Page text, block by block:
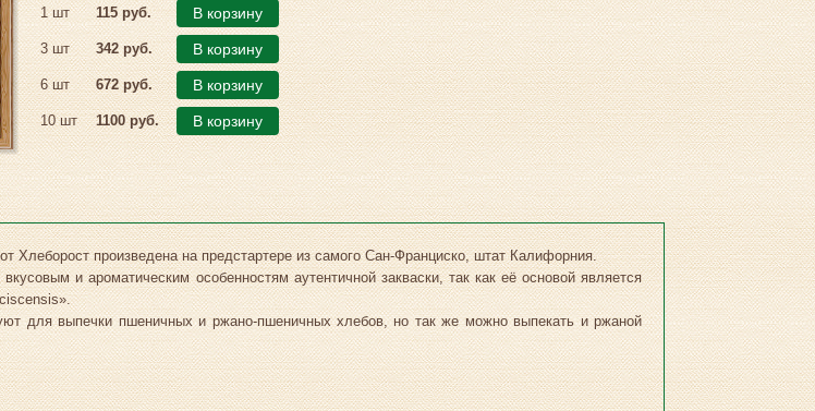
1 шт
115 руб. В корзину
3 шт 342 руб. В корзину
6 шт 672 руб. В корзину
10 шт 1100 руб. В корзину
Хлеборост произведена на предстартере из самого Сан-Франциско, штат Калифорния.
и ароматическим особенностям аутентичной закваски, так как её основой является
для выпечки пшеничных и ржано-пшеничных хлебов, но так же можно выпекать и ржаной